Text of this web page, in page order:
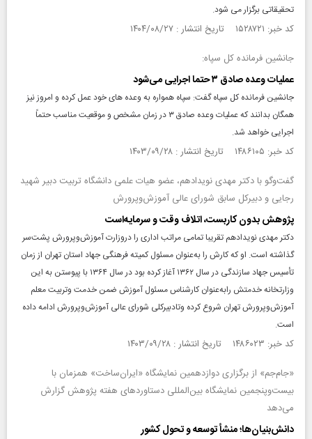
تحقیقاتی برگزار می شود.
کد خبر: ۱۵۲۸۷۲۱ تاریخ انتشار : ۱۴۰۴/۰۸/۲۷
جانشین فرمانده کل سپاه:
عملیات وعده صادق ۳ حتما اجرایی می‌شود
جانشین فرمانده کل سپاه گفت: سپاه همواره به وعده های خود عمل کرده و امروز نیز
همگان بدانند که عملیات وعده صادق ۳ در زمان مشخص و موقعیت مناسب حتماً
اجرایی خواهد شد.
کد خبر: ۱۴۸۶۱۰۵ تاریخ انتشار : ۱۴۰۳/۰۹/۲۸
گفت‌و‌گو با دکتر مهدی نوید‌ادهم، عضو هیات علمی دانشگاه تربیت دبیر شهید
رجایی و دبیرکل سابق شورای عالی آموزش‌و‌پرورش
پژوهش بدون کاربست، اتلاف وقت و سرمایه‌است
دکتر مهدی نوید‌ادهم تقریبا تمامی مراتب اداری را دروزارت آموزش‌و‌پرورش پشت‌سر
گذاشته است. او که کارش را به‌عنوان مسئول کمیته فرهنگی جهاد استان تهران از زمان
تأسیس جهاد سازندگی در سال ۱۳۶۲ آغاز کرده بود در سال ۱۳۶۴ با پیوستن به این
وزارتخانه خدمتش رابه‌عنوان کارشناس مسئول آموزش ضمن خدمت وتربیت معلم
آموزش‌و‌پرورش تهران شروع کرده وتادبیرکلی شورای عالی آموزش‌و‌پرورش ادامه داده
است.
کد خبر: ۱۴۸۶۰۲۳ تاریخ انتشار : ۱۴۰۳/۰۹/۲۸
«جام‌جم» از برگزاری دوازدهمین نمایشگاه «ایران‌ساخت» همزمان با
بیست‌وپنجمین نمایشگاه بین‌المللی دستاوردهای هفته پژوهش گزارش
می‌دهد
دانش‌بنیان‌ها؛ منشأ توسعه و تحول کشور